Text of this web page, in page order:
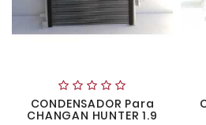
CONDENSADOR Para
CHANGAN HUNTER 1.9